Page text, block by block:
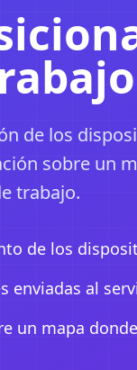
de los
sobre un
trabajo.
de los
enviadas al
un mapa